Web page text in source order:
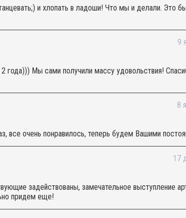
и хлопать в ладоши! Что мы и делали. Это
9
года))) Мы сами получили массу удовольствия!
8
все очень понравилось, теперь будем Вашими
17
задействованы, замечательное выступление
придем еще!